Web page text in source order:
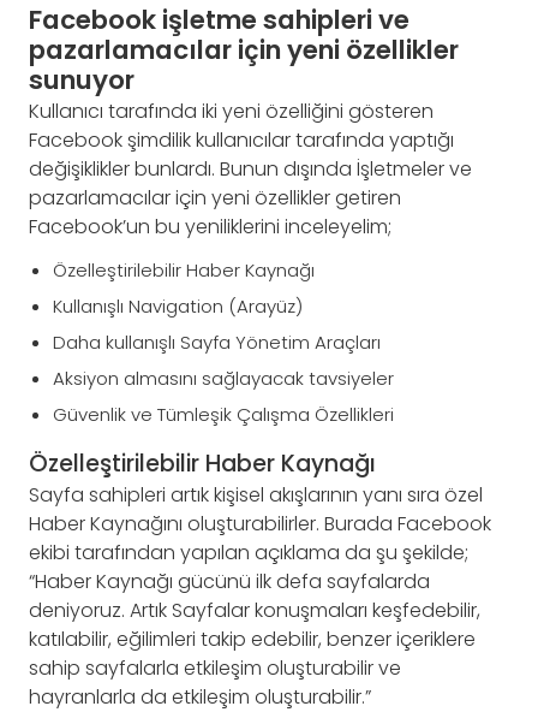
Facebook işletme sahipleri ve
pazarlamacılar için yeni özellikler
sunuyor
Kullanıcı tarafında iki yeni özelliğini gösteren
Facebook şimdilik kullanıcılar tarafında yaptığı
değişiklikler bunlardı. Bunun dışında İşletmeler ve
pazarlamacılar için yeni özellikler getiren
Facebook’un bu yeniliklerini inceleyelim;
Özelleştirilebilir Haber Kaynağı
Kullanışlı Navigation (Arayüz)
Daha kullanışlı Sayfa Yönetim Araçları
Aksiyon almasını sağlayacak tavsiyeler
Güvenlik ve Tümleşik Çalışma Özellikleri
Özelleştirilebilir Haber Kaynağı
Sayfa sahipleri artık kişisel akışlarının yanı sıra özel
Haber Kaynağını oluşturabilirler. Burada Facebook
ekibi tarafından yapılan açıklama da şu şekilde;
“Haber Kaynağı gücünü ilk defa sayfalarda
deniyoruz. Artık Sayfalar konuşmaları keşfedebilir,
katılabilir, eğilimleri takip edebilir, benzer içeriklere
sahip sayfalarla etkileşim oluşturabilir ve
hayranlarla da etkileşim oluşturabilir.”